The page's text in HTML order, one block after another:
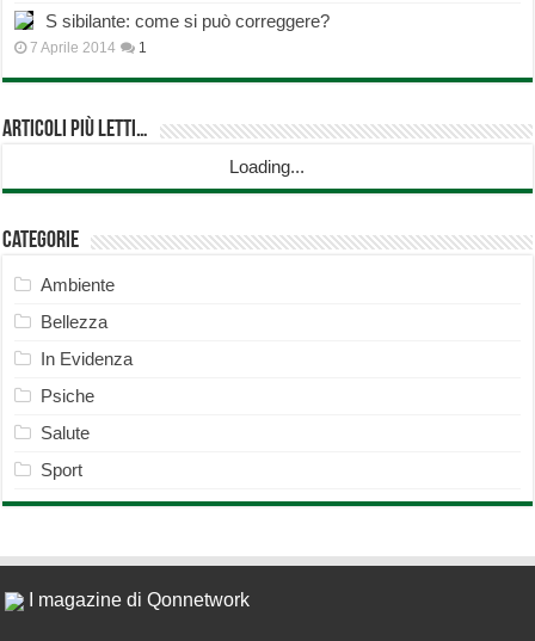
S sibilante: come si può correggere?
7 Aprile 2014 1
Articoli più Letti…
Loading...
Categorie
Ambiente
Bellezza
In Evidenza
Psiche
Salute
Sport
I magazine di Qonnetwork